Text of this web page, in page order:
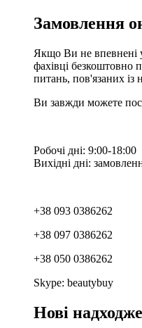
Замовлення
Якщо Ви не впевнені
фахівці безкоштовно
питань, пов'язаних
Ви завжди можете
Робочі дні: 9:00-18:00
Вихідні дні:
+38 093 0386262
+38 097 0386262
+38 050 0386262
Skype: beautybuy
Нові